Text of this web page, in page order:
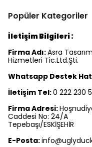
Popüler Kategoriler
İletişim Bilgileri :
Firma Adı:Asra
Hizmetleri Tic.Ltd.Şti.
Whatsapp Destek
İletişim Tel:0 222 230
Firma Adresi:
Caddesi No: 24/A
Tepebaşı/ESKİŞEHİR
E-Posta: